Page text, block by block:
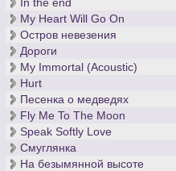
My Heart Will Go On
Остров невезения
Дороги
My Immortal (Acoustic)
Hurt
Песенка о медведях
Fly Me To The Moon
Speak Softly Love
Смуглянка
На безымянной высоте